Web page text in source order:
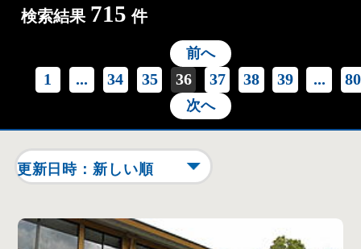
検索結果 715 件
前へ
1 ... 34 35 36 37 38 39 ... 80
次へ